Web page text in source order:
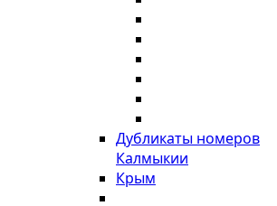
Дубликаты номеров
Калмыкии
Крым